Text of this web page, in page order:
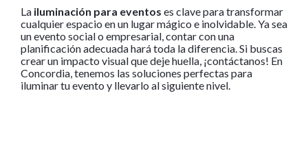
La iluminación para eventos es clave para transformar
cualquier espacio en un lugar mágico e inolvidable. Ya sea
un evento social o empresarial, contar con una
planificación adecuada hará toda la diferencia. Si buscas
crear un impacto visual que deje huella, ¡contáctanos! En
Concordia, tenemos las soluciones perfectas para
iluminar tu evento y llevarlo al siguiente nivel.